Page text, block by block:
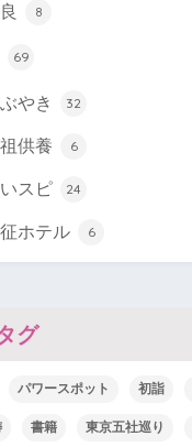
8
69
やき 32
供養 6
スピ 24
ホテル 6
グ
パワースポット 初詣
書籍 東京五社巡り